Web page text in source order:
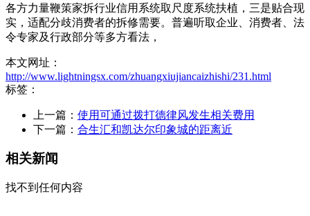
各方力量鞭策家拆行业信用系统取尺度系统扶植，三是贴合现
实，适配分歧消费者的拆修需要。普遍听取企业、消费者、法
令专家及行政部分等多方看法，
本文网址：
http://www.lightningsx.com/zhuangxiujiancaizhishi/231.html
标签：
上一篇： 使用可通过拨打德律风发生相关费用
下一篇： 合生汇和凯达尔印象城的距离近
相关新闻
找不到任何内容